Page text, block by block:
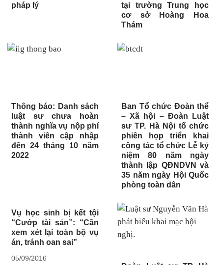
pháp lý
tại trường Trung học
cơ sở Hoàng Hoa
Thám
Thông báo: Danh sách
luật sư chưa hoàn
thành nghĩa vụ nộp phí
thành viên cập nhập
đến 24 tháng 10 năm
2022
Ban Tổ chức Đoàn thể
– Xã hội – Đoàn Luật
sư TP. Hà Nội tổ chức
phiên họp triển khai
công tác tổ chức Lễ kỷ
niệm 80 năm ngày
thành lập QĐNDVN và
35 năm ngày Hội Quốc
phòng toàn dân
Vụ học sinh bị kết tội
“Cướp tài sản”: “Cần
xem xét lại toàn bộ vụ
án, tránh oan sai”
05/09/2016